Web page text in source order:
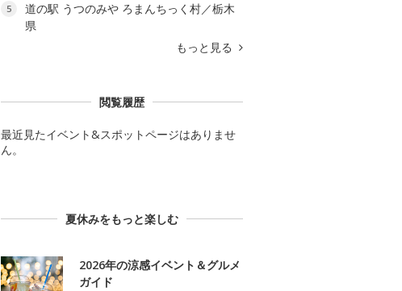
5
道の駅 うつのみや ろまんちっく村／栃木
県
もっと見る
閲覧履歴
最近見たイベント&スポットページはありませ
ん。
夏休みをもっと楽しむ
2026年の涼感イベント＆グルメ
ガイド